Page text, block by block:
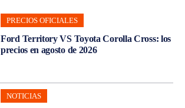
PRECIOS OFICIALES
Ford Territory VS Toyota Corolla Cross: los
precios en agosto de 2026
NOTICIAS